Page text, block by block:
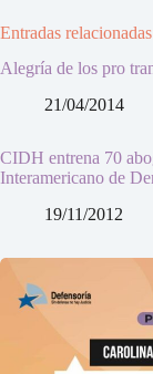
Entradas relacionadas
Alegría de los pro
21/04/2014
CIDH entrena 70
Interamericano de
19/11/2012